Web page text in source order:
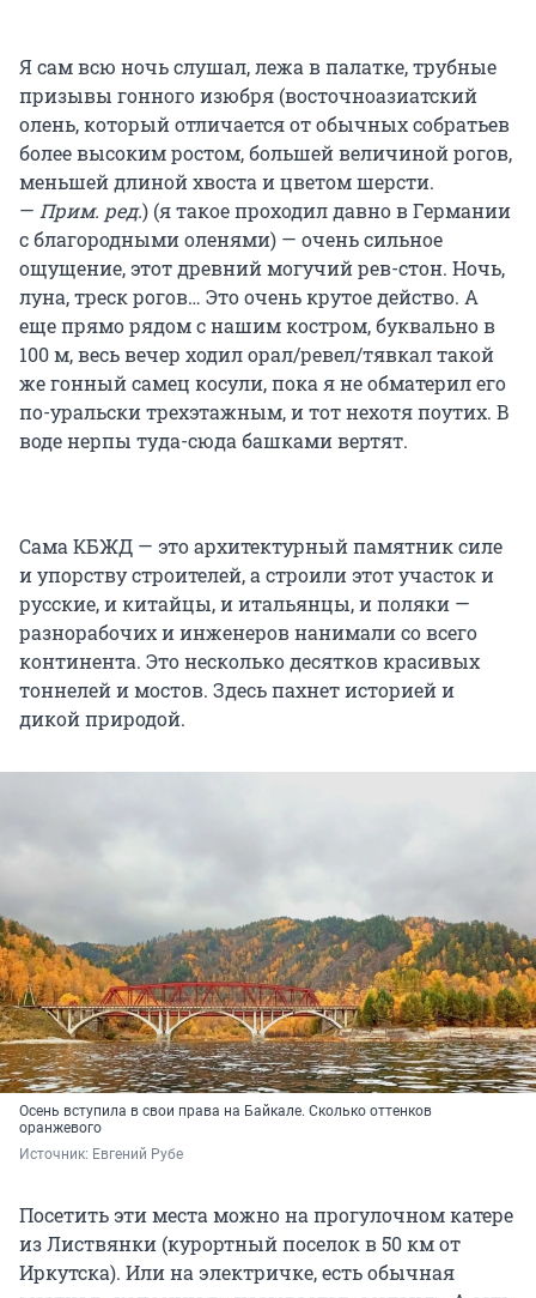
Я сам всю ночь слушал, лежа в палатке, трубные
призывы гонного изюбря (восточноазиатский
олень, который отличается от обычных собратьев
более высоким ростом, большей величиной рогов,
меньшей длиной хвоста и цветом шерсти.
— Прим. ред.) (я такое проходил давно в Германии
с благородными оленями) — очень сильное
ощущение, этот древний могучий рев-стон. Ночь,
луна, треск рогов… Это очень крутое действо. А
еще прямо рядом с нашим костром, буквально в
100 м, весь вечер ходил орал/ревел/тявкал такой
же гонный самец косули, пока я не обматерил его
по-уральски трехэтажным, и тот нехотя поутих. В
воде нерпы туда-сюда башками вертят.
Сама КБЖД — это архитектурный памятник силе
и упорству строителей, а строили этот участок и
русские, и китайцы, и итальянцы, и поляки —
разнорабочих и инженеров нанимали со всего
континента. Это несколько десятков красивых
тоннелей и мостов. Здесь пахнет историей и
дикой природой.
Осень вступила в свои права на Байкале. Сколько оттенков
оранжевого
Источник: Евгений Рубе
Посетить эти места можно на прогулочном катере
из Листвянки (курортный поселок в 50 км от
Иркутска). Или на электричке, есть обычная